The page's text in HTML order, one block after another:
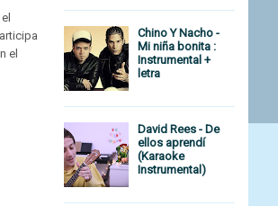
el
Chino Y Nacho -
Mi niña bonita :
Instrumental +
letra
David Rees - De
ellos aprendí
(Karaoke
Instrumental)